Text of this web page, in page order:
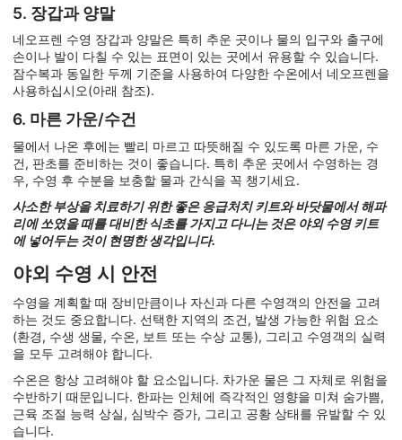
5. 장갑과 양말
네오프렌 수영 장갑과 양말은 특히 추운 곳이나 물의 입구와 출구에
손이나 발이 다칠 수 있는 표면이 있는 곳에서 유용할 수 있습니다.
잠수복과 동일한 두께 기준을 사용하여 다양한 수온에서 네오프렌을
사용하십시오(아래 참조).
6. 마른 가운/수건
물에서 나온 후에는 빨리 마르고 따뜻해질 수 있도록 마른 가운, 수
건, 판초를 준비하는 것이 좋습니다. 특히 추운 곳에서 수영하는 경
우, 수영 후 수분을 보충할 물과 간식을 꼭 챙기세요.
사소한 부상을 치료하기 위한 좋은 응급처치 키트와 바닷물에서 해파
리에 쏘였을 때를 대비한 식초를 가지고 다니는 것은 야외 수영 키트
에 넣어두는 것이 현명한 생각입니다.
야외 수영 시 안전
수영을 계획할 때 장비만큼이나 자신과 다른 수영객의 안전을 고려
하는 것도 중요합니다. 선택한 지역의 조건, 발생 가능한 위험 요소
(환경, 수생 생물, 수온, 보트 또는 수상 교통), 그리고 수영객의 실력
을 모두 고려해야 합니다.
수온은 항상 고려해야 할 요소입니다. 차가운 물은 그 자체로 위험을
수반하기 때문입니다. 한파는 인체에 즉각적인 영향을 미쳐 숨가쁨,
근육 조절 능력 상실, 심박수 증가, 그리고 공황 상태를 유발할 수 있
습니다.